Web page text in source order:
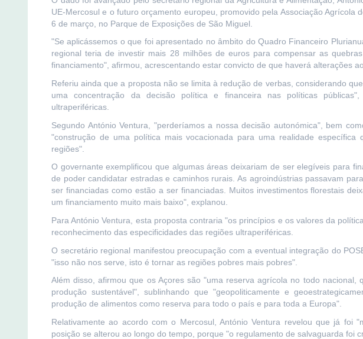
UE-Mercosul e o futuro orçamento europeu, promovido pela Associação Agrícola
6 de março, no Parque de Exposições de São Miguel.
"Se aplicássemos o que foi apresentado no âmbito do Quadro Financeiro
regional teria de investir mais 28 milhões de euros para compensar as
financiamento", afirmou, acrescentando estar convicto de que haverá alterações
Referiu ainda que a proposta não se limita à redução de verbas, considerando
uma concentração da decisão política e financeira nas políticas
ultraperiféricas.
Segundo António Ventura, "perderíamos a nossa decisão autonómica", bem
"construção de uma política mais vocacionada para uma realidade
regiões".
O governante exemplificou que algumas áreas deixariam de ser elegíveis para
de poder candidatar estradas e caminhos rurais. As agroindústrias passavam
ser financiadas como estão a ser financiadas. Muitos investimentos florestais
um financiamento muito mais baixo", explanou.
Para António Ventura, esta proposta contraria "os princípios e os valores da
reconhecimento das especificidades das regiões ultraperiféricas.
O secretário regional manifestou preocupação com a eventual integração do
"isso não nos serve, isto é tornar as regiões pobres mais pobres".
Além disso, afirmou que os Açores são "uma reserva agrícola no todo nacional,
produção sustentável", sublinhando que "geopoliticamente e
produção de alimentos como reserva para todo o país e para toda a Europa".
Relativamente ao acordo com o Mercosul, António Ventura revelou que já foi
posição se alterou ao longo do tempo, porque "o regulamento de salvaguarda foi